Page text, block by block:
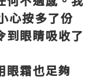
心按多了份
到眼睛吸收了
眼霜也足夠